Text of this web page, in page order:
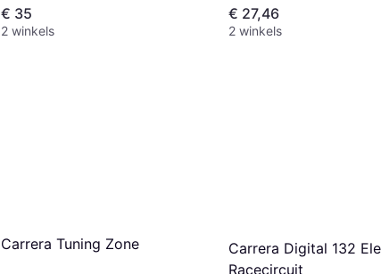
€ 35
2 winkels
€ 27,46
2 winkels
Carrera Tuning Zone
Carrera Digital 132
Racecircuit